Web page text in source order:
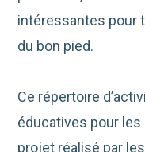
intéressantes pour
du bon pied.
Ce répertoire
éducatives pour
projet réalisé par